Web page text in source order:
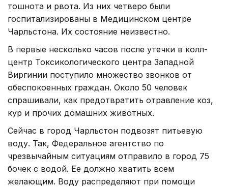
тошнота и рвота. Из них четверо были
госпитализированы в Медицинском центре
Чарльстона. Их состояние неизвестно.
В первые несколько часов после утечки в колл-
центр Токсикологического центра Западной
Виргинии поступило множество звонков от
обеспокоенных граждан. Около 50 человек
спрашивали, как предотвратить отравление коз,
кур и прочих домашних животных.
Сейчас в город Чарльстон подвозят питьевую
воду. Так, Федеральное агентство по
чрезвычайным ситуациям отправило в город 75
бочек с водой. Ее должно хватить всем
желающим. Воду распределяют при помощи